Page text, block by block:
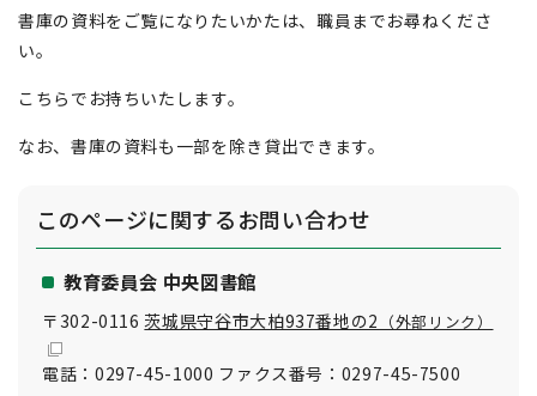
書庫の資料をご覧になりたいかたは、職員までお尋ねくださ
い。
こちらでお持ちいたします。
なお、書庫の資料も一部を除き貸出できます。
このページに関するお問い合わせ
教育委員会 中央図書館
〒302-0116茨城県守谷市大柏937番地の2 （外部リンク）
電話：0297-45-1000 ファクス番号：0297-45-7500